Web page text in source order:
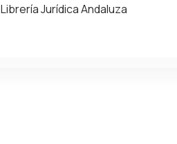
Librería Jurídica Andaluza